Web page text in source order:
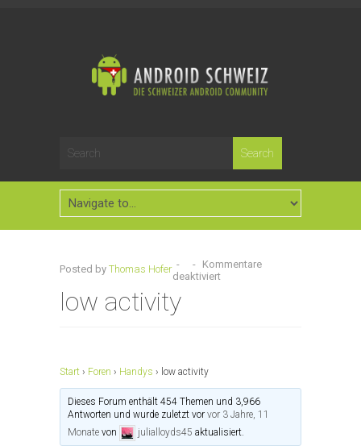
Posted by Thomas Hofer - - Kommentare
deaktiviert
low activity
Start › Foren › Handys › low activity
Dieses Forum enthält 454 Themen und 3,966
Antworten und wurde zuletzt vorvor 3 Jahre, 11
Monate von julialloyds45 aktualisiert.